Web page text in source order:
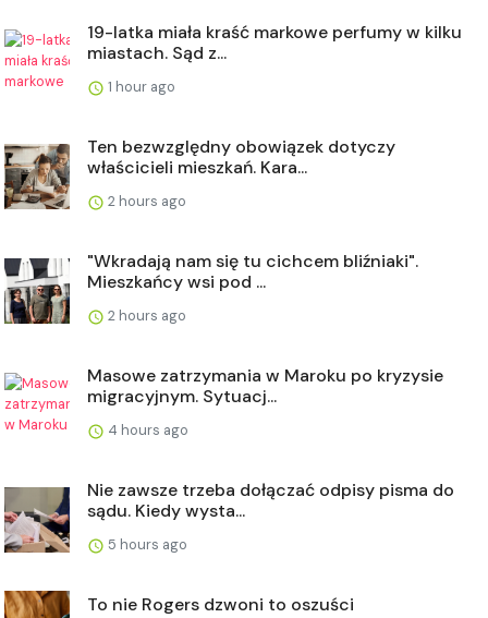
19-latka miała kraść markowe perfumy w kilku
miastach. Sąd z...
1 hour ago
Ten bezwzględny obowiązek dotyczy
właścicieli mieszkań. Kara...
2 hours ago
"Wkradają nam się tu cichcem bliźniaki".
Mieszkańcy wsi pod ...
2 hours ago
Masowe zatrzymania w Maroku po kryzysie
migracyjnym. Sytuacj...
4 hours ago
Nie zawsze trzeba dołączać odpisy pisma do
sądu. Kiedy wysta...
5 hours ago
To nie Rogers dzwoni to oszuści